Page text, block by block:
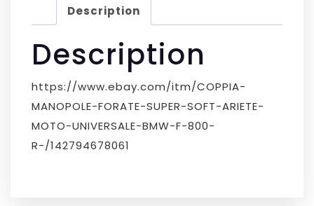
Description
Description
https://www.ebay.com/itm/COPPIA-
MANOPOLE-FORATE-SUPER-SOFT-ARIETE-
MOTO-UNIVERSALE-BMW-F-800-
R-/142794678061